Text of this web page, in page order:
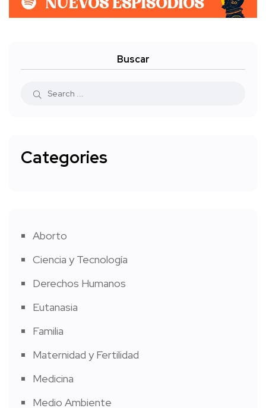
Buscar
Categories
Aborto
Ciencia y Tecnología
Derechos Humanos
Eutanasia
Familia
Maternidad y Fertilidad
Medicina
Medio Ambiente